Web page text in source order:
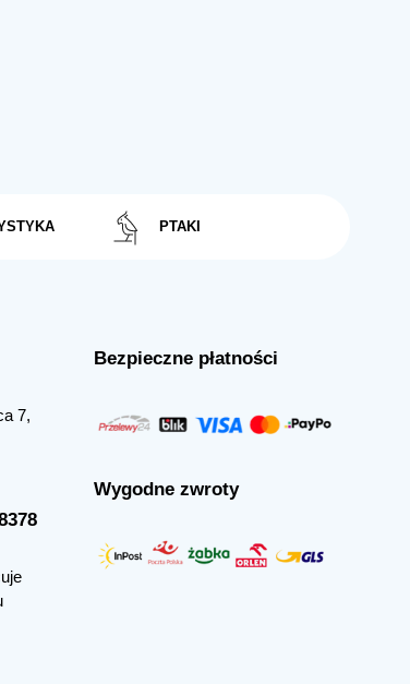
PTAKI
7,
Bezpieczne płatności
Wygodne zwroty